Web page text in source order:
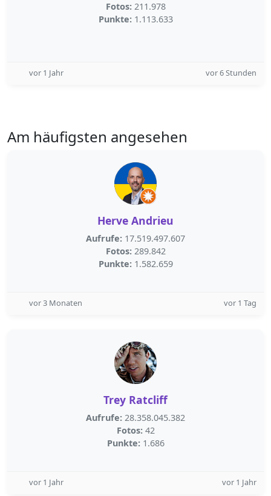
Fotos: 211.978
Punkte: 1.113.633
vor 1 Jahr vor 6 Stunden
Am häufigsten angesehen
Herve Andrieu
Aufrufe: 17.519.497.607
Fotos: 289.842
Punkte: 1.582.659
vor 3 Monaten vor 1 Tag
Trey Ratcliff
Aufrufe: 28.358.045.382
Fotos: 42
Punkte: 1.686
vor 1 Jahr vor 1 Jahr